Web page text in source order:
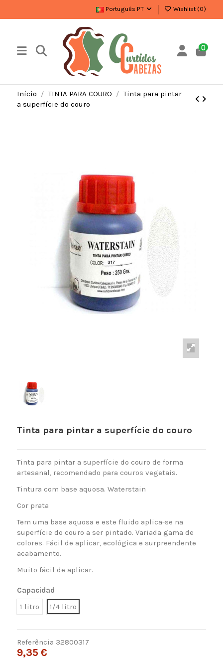
Português PT Wishlist (0)
0
Início TINTA PARA COURO
Tinta para pintar
a superfície do couro
Tinta para pintar a superfície do couro
Tinta para pintar a superfície do couro de forma
artesanal, recomendado para couros vegetais.
Tintura com base aquosa. Waterstain
Cor prata
Tem uma base aquosa e este fluido aplica-se na
superfície do couro a ser pintado. Variada gama de
colores. Fácil de aplicar, ecológica e surpreendente
acabamento.
Muito fácil de aplicar.
Capacidad
1 litro
1/4 litro
Referência 32800317
9,35 €